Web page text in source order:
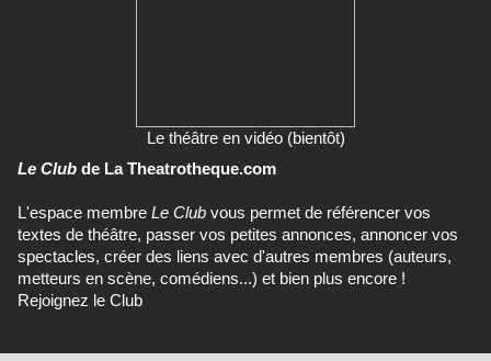
Le théâtre en vidéo (bientôt)
Le Club de La Theatrotheque.com
L'espace membre Le Club vous permet de référencer vos
textes de théâtre, passer vos petites annonces, annoncer vos
spectacles, créer des liens avec d'autres membres (auteurs,
metteurs en scène, comédiens...) et bien plus encore !
Rejoignez le Club